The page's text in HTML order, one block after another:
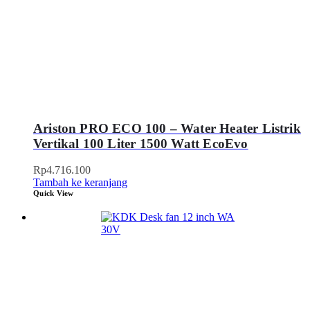
Ariston PRO ECO 100 – Water Heater Listrik
Vertikal 100 Liter 1500 Watt EcoEvo
Rp4.716.100
Tambah ke keranjang
Quick View